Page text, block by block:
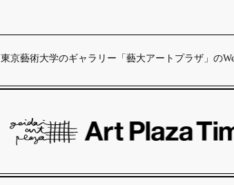
東京藝術大学のギャラリー「藝大アートプラザ」の